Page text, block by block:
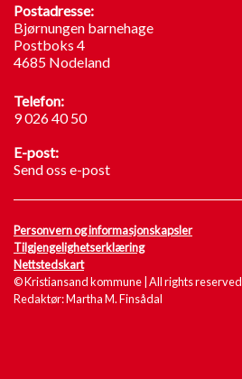
Postadresse:
Bjørnungen barnehage
Postboks 4
4685 Nodeland
Telefon:
9 026 40 50
E-post:
Send oss e-post
Personvern og informasjonskapsler
Tilgjengelighetserklæring
Nettstedskart
© Kristiansand kommune | All rights reserved
Redaktør: Martha M. Finsådal